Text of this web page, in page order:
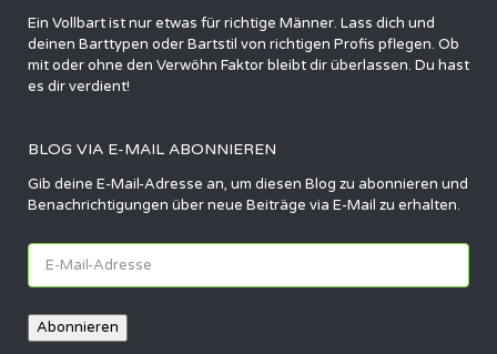
Ein Vollbart ist nur etwas für richtige Männer. Lass dich und
deinen Barttypen oder Bartstil von richtigen Profis pflegen. Ob
mit oder ohne den Verwöhn Faktor bleibt dir überlassen. Du hast
es dir verdient!
BLOG VIA E-MAIL ABONNIEREN
Gib deine E-Mail-Adresse an, um diesen Blog zu abonnieren und
Benachrichtigungen über neue Beiträge via E-Mail zu erhalten.
E-
Mail-
Abonnieren